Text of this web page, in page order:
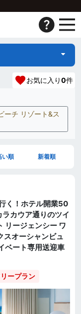
お気に入り0件
ーチ リゾート&ス
い順 新着順
く！ホテル開業50
カウア通りのツイ
リージェンシー ワ
スオーシャンビュ
ベート専用送迎車
ープラン